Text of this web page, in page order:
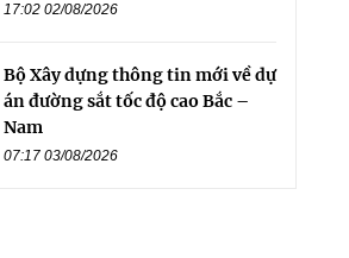
17:02 02/08/2026
Bộ Xây dựng thông tin mới về dự
án đường sắt tốc độ cao Bắc –
Nam
07:17 03/08/2026